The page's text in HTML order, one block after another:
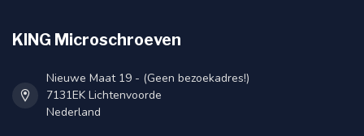
KING Microschroeven
Nieuwe Maat 19 - (Geen bezoekadres!)
7131EK Lichtenvoorde
Nederland